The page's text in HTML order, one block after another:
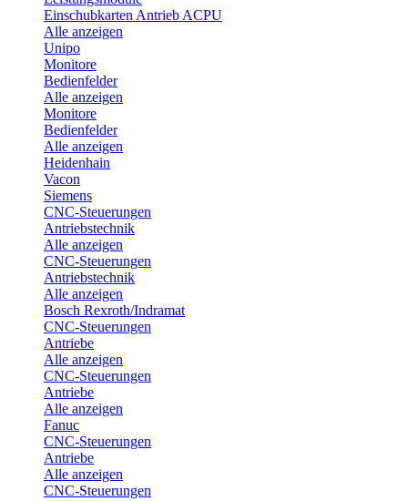
Einschubkarten Antrieb ACPU
Alle anzeigen
Unipo
Monitore
Bedienfelder
Alle anzeigen
Monitore
Bedienfelder
Alle anzeigen
Heidenhain
Vacon
Siemens
CNC-Steuerungen
Antriebstechnik
Alle anzeigen
CNC-Steuerungen
Antriebstechnik
Alle anzeigen
Bosch Rexroth/Indramat
CNC-Steuerungen
Antriebe
Alle anzeigen
CNC-Steuerungen
Antriebe
Alle anzeigen
Fanuc
CNC-Steuerungen
Antriebe
Alle anzeigen
CNC-Steuerungen